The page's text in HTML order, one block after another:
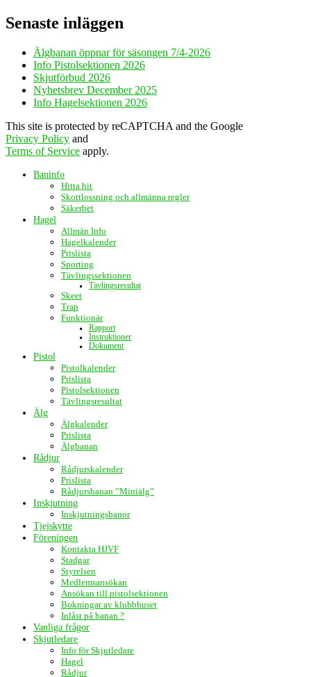
Senaste inläggen
Älgbanan öppnar för säsongen 7/4-2026
Info Pistolsektionen 2026
Skjutförbud 2026
Nyhetsbrev December 2025
Info Hagelsektionen 2026
This site is protected by reCAPTCHA and the Google
Privacy Policy and
Terms of Service apply.
Baninfo
Hitta hit
Skottlossning och allmänna regler
Säkerhet
Hagel
Allmän Info
Hagelkalender
Prislista
Sporting
Tävlingssektionen
Tävlingsresultat
Skeet
Trap
Funktionär
Rapport
Instruktioner
Dokument
Pistol
Pistolkalender
Prislista
Pistolsektionen
Tävlingsresultat
Älg
Älgkalender
Prislista
Älgbanan
Rådjur
Rådjurskalender
Prislista
Rådjursbanan ”Miniälg”
Inskjutning
Inskjutningsbanor
Tjejskytte
Föreningen
Kontakta HJVF
Stadgar
Styrelsen
Medlemsansökan
Ansökan till pistolsektionen
Bokningar av klubbhuset
Inlåst på banan ?
Vanliga frågor
Skjutledare
Info för Skjutledare
Hagel
Rådjur